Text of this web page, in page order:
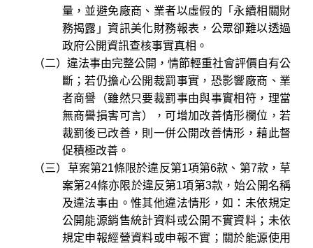
量，並避免廠商、業者以虛假的「永續相關財
務揭露」資訊美化財務報表，公眾卻難以透過
政府公開資訊查核事實真相。
（二）違法事由完整公開，情節輕重社會評價自有公
斷；若仍擔心公開裁罰事實，恐影響廠商、業
者商譽（雖然只要裁罰事由與事實相符，理當
無商譽損害可言），可增加改善情形欄位，若
裁罰後已改善，則一併公開改善情形，藉此督
促積極改善。
（三）草案第21條限於違反第1項第6款、第7款，草
案第24條亦限於違反第1項第3款，始公開名稱
及違法事由。惟其他違法情形，如：未依規定
公開能源銷售統計資料或公開不實資料；未依
規定申報經營資料或申報不實；關於能源使用